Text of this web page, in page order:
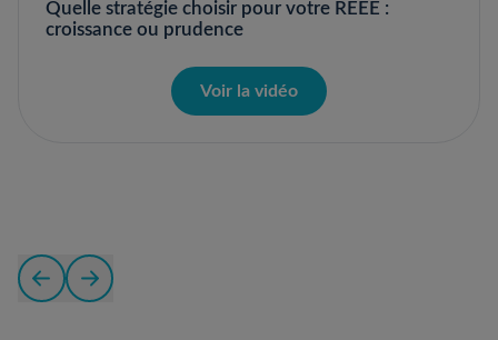
Quelle stratégie choisir pour votre REEE :
croissance ou prudence
Voir la vidéo